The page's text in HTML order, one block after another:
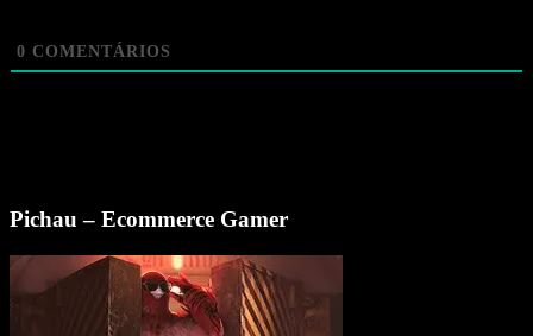
0 COMENTÁRIOS
Pichau – Ecommerce Gamer